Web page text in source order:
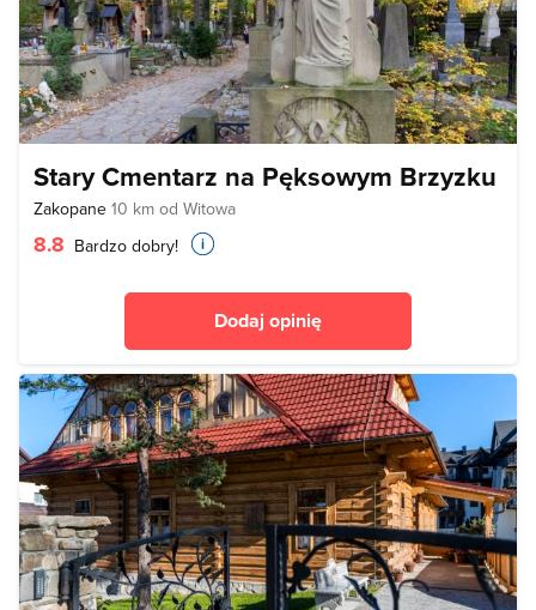
Stary Cmentarz na Pęksowym Brzyzku
Zakopane 10 km od Witowa
8.8 Bardzo dobry!
Dodaj opinię